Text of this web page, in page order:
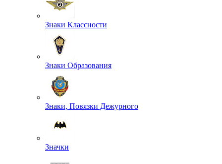
Знаки Классности
Знаки Образования
Знаки, Повязки Дежурного
Значки